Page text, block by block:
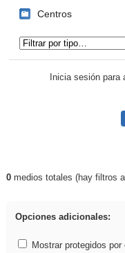
Centros
Inicia sesión
Resultados de:
0medios totales (hay filtros
Opciones adicionales:
Mostrar protegidos por